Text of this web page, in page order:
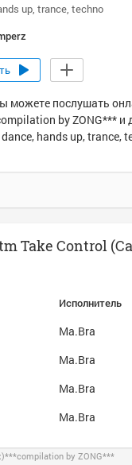
up trance techno
можете послушать
by ZONG*** и
hands up, trance,
Take Control
Исполнитель
Ma.Bra
Ma.Bra
Ma.Bra
Ma.Bra
by ZONG***